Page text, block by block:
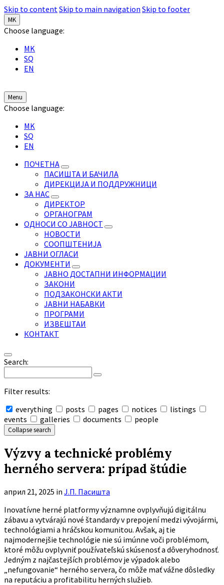
Skip to contentSkip to main navigation Skip to footer
MK
Choose language:
MK
SQ
EN
Menu
Choose language:
MK
SQ
EN
ПОЧЕТНА
ПАСИШТА И БАЧИЛА
ДИРЕКЦИЈА И ПОДДРУЖНИЦИ
ЗА НАС
ДИРЕКТОР
ОРГАНОГРАМ
ОДНОСИ СО ЈАВНОСТ
НОВОСТИ
СООПШТЕНИЈА
ЈАВНИ ОГЛАСИ
ДОКУМЕНТИ
ЈАВНО ДОСТАПНИ ИНФОРМАЦИИ
ЗАКОНИ
ПОДЗАКОНСКИ АКТИ
ЈАВНИ НАБАВКИ
ПРОГРАМИ
ИЗВЕШТАИ
КОНТАКТ
Search:
Filter results:
everything
posts pages notices
listings
events
galleries documents people
Collapse search
Výzvy a technické problémy
herného servera: prípad štúdie
април 21, 2025 in Ј.П. Пасишта
Inovatívne herné platformy významne ovplyvňujú digitálnu
zábavu a vytvárajú nové štandardy v prepojení medzi vývojármi,
technológiami a hráčskou komunitou. Avšak, aj tie
najmodernejšie technológie nie sú imúnne voči problémom,
ktoré môžu ovplyvniť používateľskú skúsenosť a dôveryhodnosť.
Jedným z najčastejších problémov je výpadok alebo
„nefungovanie“ herného servera, čo môže mať vážne dôsledky
na reputáciu a profitabilitu herných služieb.